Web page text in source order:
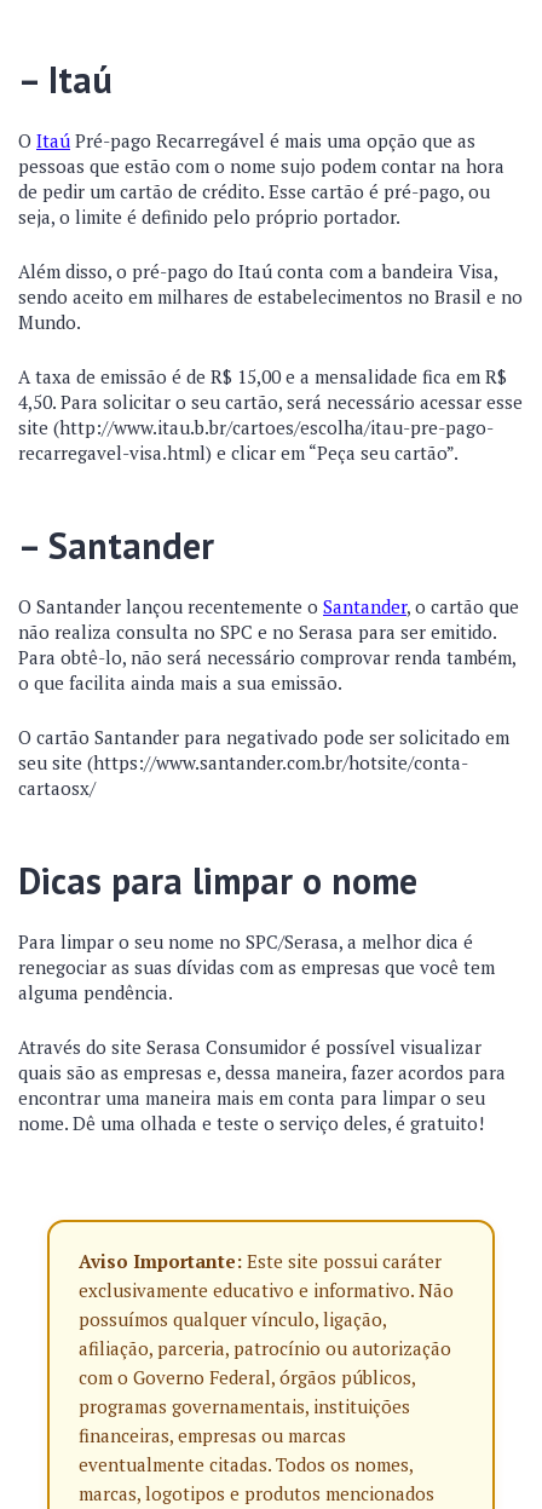
– Itaú
O Itaú Pré-pago Recarregável é mais uma opção que as
pessoas que estão com o nome sujo podem contar na hora
de pedir um cartão de crédito. Esse cartão é pré-pago, ou
seja, o limite é definido pelo próprio portador.
Além disso, o pré-pago do Itaú conta com a bandeira Visa,
sendo aceito em milhares de estabelecimentos no Brasil e no
Mundo.
A taxa de emissão é de R$ 15,00 e a mensalidade fica em R$
4,50. Para solicitar o seu cartão, será necessário acessar esse
site (http://www.itau.b.br/cartoes/escolha/itau-pre-pago-
recarregavel-visa.html) e clicar em “Peça seu cartão”.
– Santander
O Santander lançou recentemente o Santander, o cartão que
não realiza consulta no SPC e no Serasa para ser emitido.
Para obtê-lo, não será necessário comprovar renda também,
o que facilita ainda mais a sua emissão.
O cartão Santander para negativado pode ser solicitado em
seu site (https://www.santander.com.br/hotsite/conta-
cartaosx/
Dicas para limpar o nome
Para limpar o seu nome no SPC/Serasa, a melhor dica é
renegociar as suas dívidas com as empresas que você tem
alguma pendência.
Através do site Serasa Consumidor é possível visualizar
quais são as empresas e, dessa maneira, fazer acordos para
encontrar uma maneira mais em conta para limpar o seu
nome. Dê uma olhada e teste o serviço deles, é gratuito!
Aviso Importante: Este site possui caráter
exclusivamente educativo e informativo. Não
possuímos qualquer vínculo, ligação,
afiliação, parceria, patrocínio ou autorização
com o Governo Federal, órgãos públicos,
programas governamentais, instituições
financeiras, empresas ou marcas
eventualmente citadas. Todos os nomes,
marcas, logotipos e produtos mencionados